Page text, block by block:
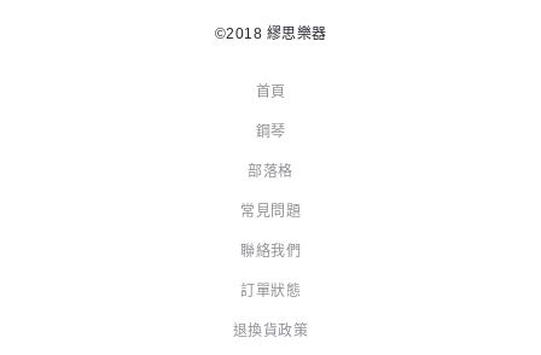
©2018 繆思樂器
首頁
鋼琴
部落格
常見問題
聯絡我們
訂單狀態
退換貨政策